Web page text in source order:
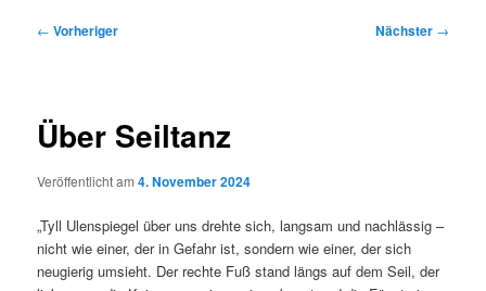
Beitragsnavigation
← Vorheriger Nächster →
Über Seiltanz
Veröffentlicht am4. November 2024
„Tyll Ulenspiegel über uns drehte sich, langsam und nachlässig –
nicht wie einer, der in Gefahr ist, sondern wie einer, der sich
neugierig umsieht. Der rechte Fuß stand längs auf dem Seil, der